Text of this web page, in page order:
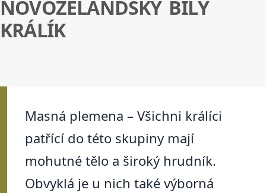
NOVOZÉLANDSKÝ BÍLÝ
KRÁLÍK
Masná plemena – Všichni králíci
patřící do této skupiny mají
mohutné tělo a široký hrudník.
Obvyklá je u nich také výborná